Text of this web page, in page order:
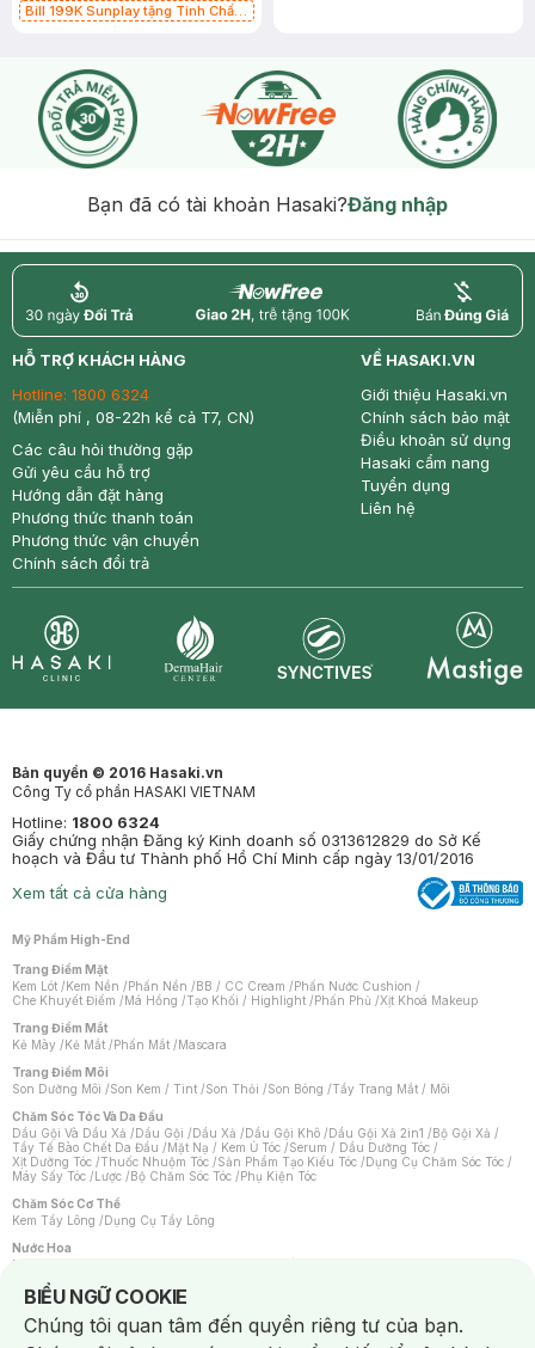
Bill 199K Sunplay tặng Tinh Chất
Bạn đã có tài khoản Hasaki?Đăng nhập
return nowfree price
HỖ TRỢ KHÁCH HÀNG
Hotline: 1800 6324
(Miễn phí , 08-22h kể cả T7, CN)
Các câu hỏi thường gặp
Gửi yêu cầu hỗ trợ
Hướng dẫn đặt hàng
Phương thức thanh toán
Phương thức vận chuyển
Chính sách đổi trả
VỀ HASAKI.VN
Giới thiệu Hasaki.vn
Chính sách bảo mật
Điều khoản sử dụng
Hasaki cẩm nang
Tuyển dụng
Liên hệ
Bản quyền © 2016 Hasaki.vn
Công Ty cổ phần HASAKI VIETNAM
Hotline: 1800 6324
Giấy chứng nhận Đăng ký Kinh doanh số 0313612829 do Sở Kế
hoạch và Đầu tư Thành phố Hồ Chí Minh cấp ngày 13/01/2016
Xem tất cả cửa hàng
Mỹ Phẩm High-End
Trang Điểm Mặt
Kem Lót /Kem Nền /Phấn Nền /BB / CC Cream /Phấn Nước Cushion /
Che Khuyết Điểm /Má Hồng /Tạo Khối / Highlight /Phấn Phủ /Xịt Khoá Makeup
Trang Điểm Mắt
Kẻ Mày /Kẻ Mắt /Phấn Mắt /Mascara
Trang Điểm Môi
Son Dưỡng Môi /Son Kem / Tint /Son Thỏi /Son Bóng /Tẩy Trang Mắt / Môi
Chăm Sóc Tóc Và Da Đầu
Dầu Gội Và Dầu Xả /Dầu Gội /Dầu Xả /Dầu Gội Khô /Dầu Gội Xả 2in1 /Bộ Gội Xả /
Tẩy Tế Bào Chết Da Đầu /Mặt Nạ / Kem Ủ Tóc /Serum / Dầu Dưỡng Tóc /
Xịt Dưỡng Tóc /Thuốc Nhuộm Tóc /Sản Phẩm Tạo Kiểu Tóc /Dụng Cụ Chăm Sóc Tóc /
Máy Sấy Tóc /Lược /Bộ Chăm Sóc Tóc /Phụ Kiện Tóc
Chăm Sóc Cơ Thể
Kem Tẩy Lông /Dụng Cụ Tẩy Lông
Nước Hoa
Nước Hoa Nữ
Chăm Sóc Cá Nhân
Chống Muỗi /Khẩu Trang /Máy Massage/Mặt Nạ Xông Hơi /Nước Rửa Tay/
Sản Phẩm Chăm Sóc Khác /Bàn Chải Đánh Răng /Bàn Chải Điện/
BIỂU NGỮ COOKIE
Notice about cookies usage
Chúng tôi quan tâm đến quyền riêng tư của bạn.